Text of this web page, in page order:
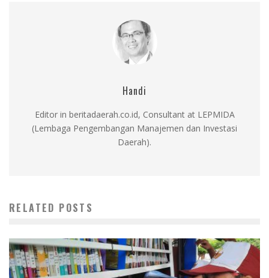
Handi
Editor in beritadaerah.co.id, Consultant at LEPMIDA
(Lembaga Pengembangan Manajemen dan Investasi
Daerah).
RELATED POSTS